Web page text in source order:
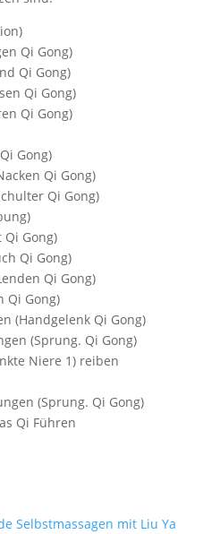
Qi Gong)
Qi Gong)
Qi Gong)
Qi Gong)
Gong)
Qi Gong)
Qi Gong)
Qi Gong)
Qi Gong)
Qi Gong)
Qi Gong)
(Handgelenk Qi Gong)
(Sprung. Qi Gong)
Niere 1) reiben
(Sprung. Qi Gong)
Qi Führen
Selbstmassagen mit Liu Ya